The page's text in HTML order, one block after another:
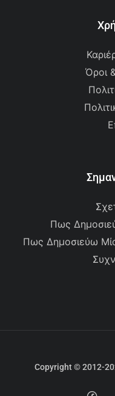
Όροι
Πως
Πως Δημοσιεύω
Copyright © 2012-